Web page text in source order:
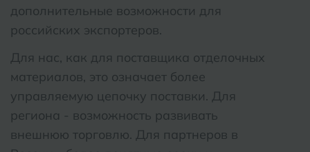
дополнительные возможности для
российских экспортеров.
Для нас, как для поставщика отделочных
материалов, это означает более
управляемую цепочку поставки. Для
региона - возможность развивать
внешнюю торговлю. Для партнеров в